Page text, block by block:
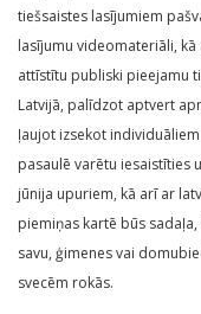
tiešsaistes lasījumiem
lasījumu videomateriāli,
attīstītu publiski pieejamu
Latvijā, palīdzot aptvert
ļaujot izsekot
pasaulē varētu iesaistīties
jūnija upuriem, kā arī ar
piemiņas kartē būs
savu, ģimenes vai
svecēm rokās.